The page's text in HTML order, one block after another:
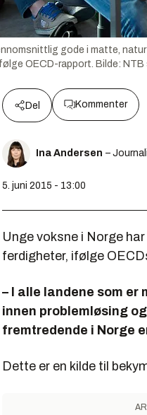
gode i matte,
OECD-rapport. Bilde: NTB
Del Kommenter
Ina Andersen –
5. juni 2015 - 13:00
Unge voksne i Norge
ferdigheter, ifølge
– I alle landene som er
innen problemløsing
fremtredende i Norge
Dette er en kilde til